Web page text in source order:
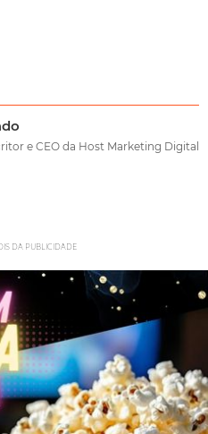
e CEO da Host Marketing Digital
DA PUBLICIDADE